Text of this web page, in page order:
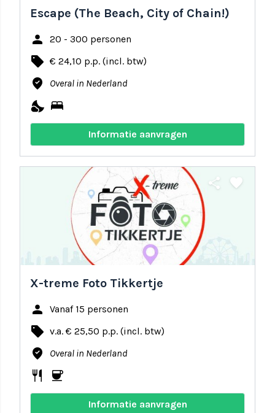
Escape (The Beach, City of Chain!)
person 20 - 300 personen
local_offer € 24,10 p.p. (incl. btw)
where_to_vote Overal in Nederland
nights_stay bed
Informatie aanvragen
share favorite
X-treme Foto Tikkertje
person Vanaf 15 personen
local_offer v.a. € 25,50 p.p. (incl. btw)
where_to_vote Overal in Nederland
restaurant coffee
Informatie aanvragen